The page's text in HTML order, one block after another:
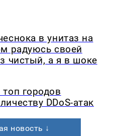
в унитаз на
радуюсь своей
чистый, а я в шоке
городов
DDoS-атак
новость ↓